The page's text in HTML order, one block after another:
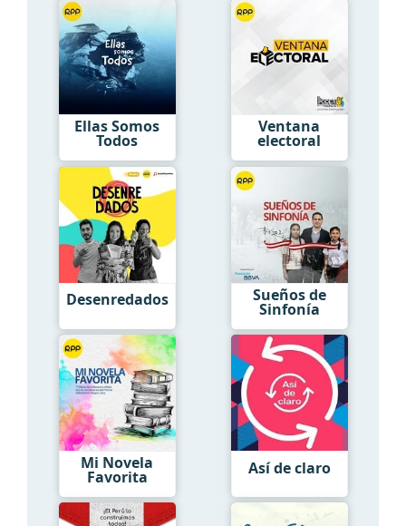
Ellas Somos
Todos
Ventana
electoral
Desenredados Sueños de
Sinfonía
Mi Novela
Favorita Así de claro